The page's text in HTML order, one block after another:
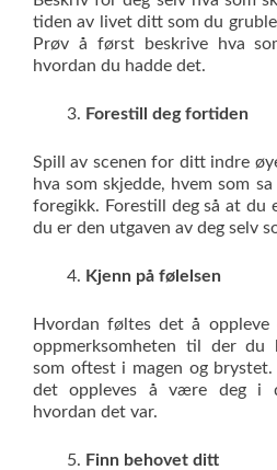
tiden av livet ditt som du
Prøv å først beskrive hva
hvordan du hadde det.
Forestill deg fortiden
Spill av scenen for ditt indre
hva som skjedde, hvem som
foregikk. Forestill deg så at du
du er den utgaven av deg selv
Kjenn på følelsen
Hvordan føltes det å
oppmerksomheten til der du
som oftest i magen og
det oppleves å være deg i
hvordan det var.
Finn behovet ditt